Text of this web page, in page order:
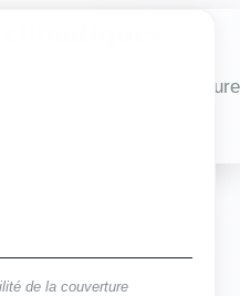
vos travaux de couverture
de la couverture